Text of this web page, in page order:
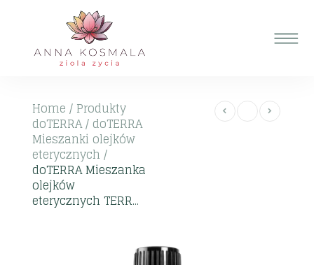
Home / Produkty
doTERRA/ doTERRA
Mieszanki olejków
eterycznych /
doTERRA Mieszanka
olejków
eterycznych TERR...